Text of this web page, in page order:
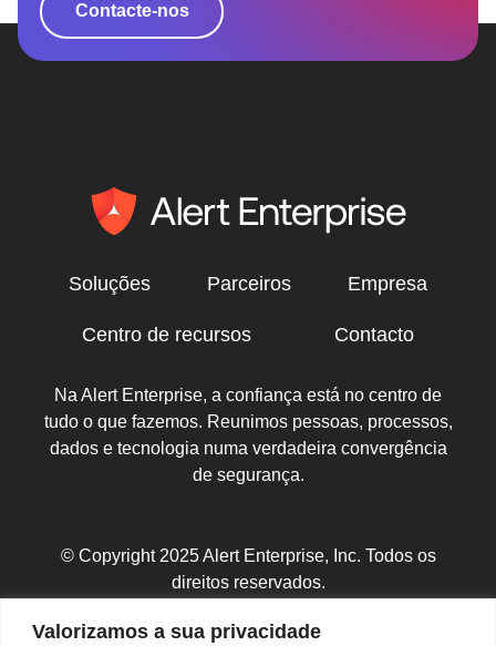
Valorizamos a sua privacidade
Contacte-nos
Soluções Parceiros Empresa
Centro de recursos Contacto
Na Alert Enterprise, a confiança está no centro de
tudo o que fazemos. Reunimos pessoas, processos,
dados e tecnologia numa verdadeira convergência
de segurança.
© Copyright 2025 Alert Enterprise, Inc. Todos os
direitos reservados.